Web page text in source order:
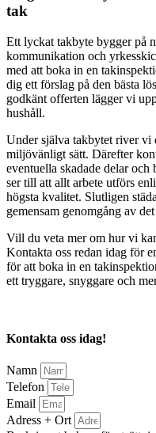
tak
Ett lyckat takbyte bygger på
kommunikation och
med att boka in en
dig ett förslag på den bästa
godkänt offerten lägger vi
hushåll.
Under själva takbytet river vi
miljövänligt sätt. Därefter
eventuella skadade delar
ser till att allt arbete utförs
högsta kvalitet. Slutligen
gemensam genomgång av
Vill du veta mer om hur vi
Kontakta oss redan idag för
för att boka in en
ett tryggare, snyggare och
Kontakta oss idag!
Namn
Telefon
Email
Adress + Ort